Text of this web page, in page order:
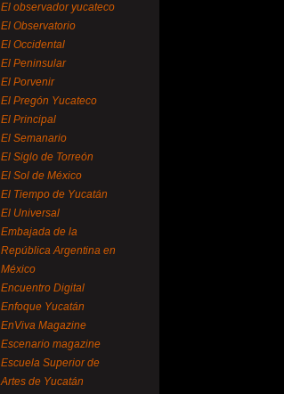
El observador yucateco
El Observatorio
El Occidental
El Peninsular
El Porvenir
El Pregón Yucateco
El Principal
El Semanario
El Siglo de Torreón
El Sol de México
El Tiempo de Yucatán
El Universal
Embajada de la
República Argentina en
México
Encuentro Digital
Enfoque Yucatán
EnViva Magazine
Escenario magazine
Escuela Superior de
Artes de Yucatán